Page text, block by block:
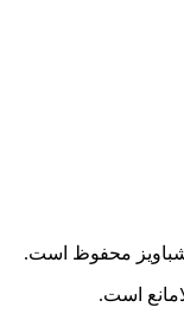
محفوظ است.
است.